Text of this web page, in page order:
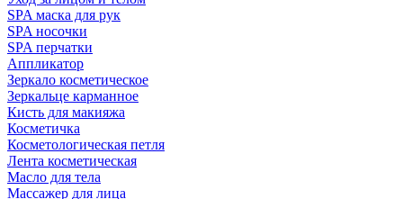
SPA маска для рук
SPA носочки
SPA перчатки
Аппликатор
Зеркало косметическое
Зеркальце карманное
Кисть для макияжа
Косметичка
Косметологическая петля
Лента косметическая
Масло для тела
Массажер для лица